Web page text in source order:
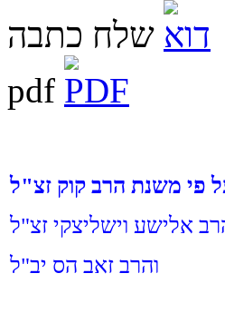
pdf
פי משנת הרב קוק זצ"ל
אלישע וישליצקי זצ"ל
והרב זאב הס יב"ל